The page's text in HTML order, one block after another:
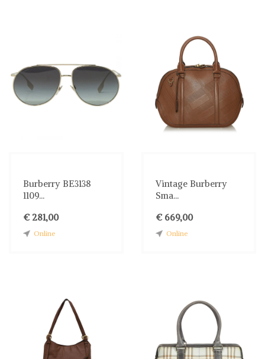
Burberry BE3138
1109...
€ 281,00
Online
Vintage Burberry
Sma...
€ 669,00
Online